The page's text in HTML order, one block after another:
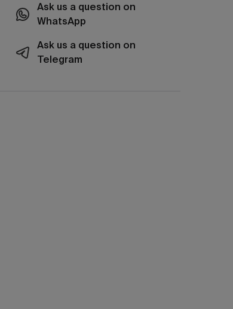
Ask us a question on
WhatsApp
Ask us a question on
Telegram